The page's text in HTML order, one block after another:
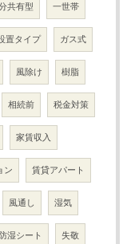
共有型 一世帯
置タイプ ガス式
風除け 樹脂
相続前 税金対策
家賃収入
ン 賃貸アパート
風通し 湿気
湿シート 失敬